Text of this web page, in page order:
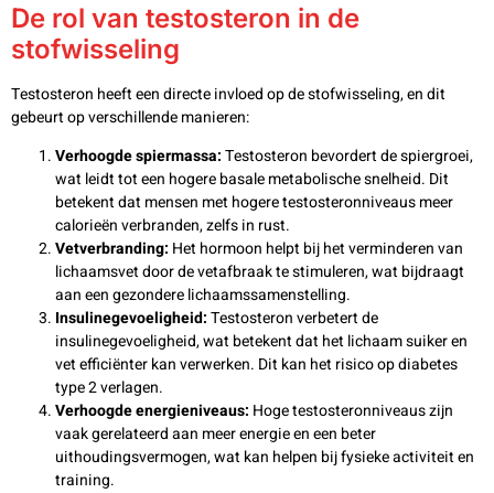
De rol van testosteron in de
stofwisseling
Testosteron heeft een directe invloed op de stofwisseling, en dit
gebeurt op verschillende manieren:
Verhoogde spiermassa:Testosteron bevordert de spiergroei,
wat leidt tot een hogere basale metabolische snelheid. Dit
betekent dat mensen met hogere testosteronniveaus meer
calorieën verbranden, zelfs in rust.
Vetverbranding: Het hormoon helpt bij het verminderen van
lichaamsvet door de vetafbraak te stimuleren, wat bijdraagt
aan een gezondere lichaamssamenstelling.
Insulinegevoeligheid:Testosteron verbetert de
insulinegevoeligheid, wat betekent dat het lichaam suiker en
vet efficiënter kan verwerken. Dit kan het risico op diabetes
type 2 verlagen.
Verhoogde energieniveaus: Hoge testosteronniveaus zijn
vaak gerelateerd aan meer energie en een beter
uithoudingsvermogen, wat kan helpen bij fysieke activiteit en
training.